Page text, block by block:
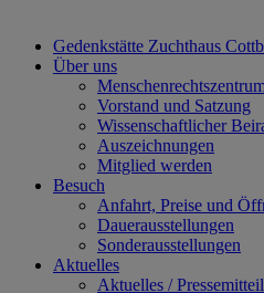
Gedenkstätte Zuchthaus
Über uns
Vorstand und Satzung
Wissenschaftlicher
Auszeichnungen
Mitglied werden
Besuch
Anfahrt, Preise und
Dauerausstellungen
Sonderausstellungen
Aktuelles
Aktuelles /